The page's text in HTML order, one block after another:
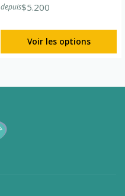
depuis$5.200
Voir les options